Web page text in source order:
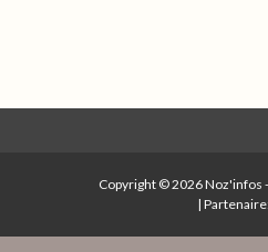
Copyright © 2026Noz'infos
|